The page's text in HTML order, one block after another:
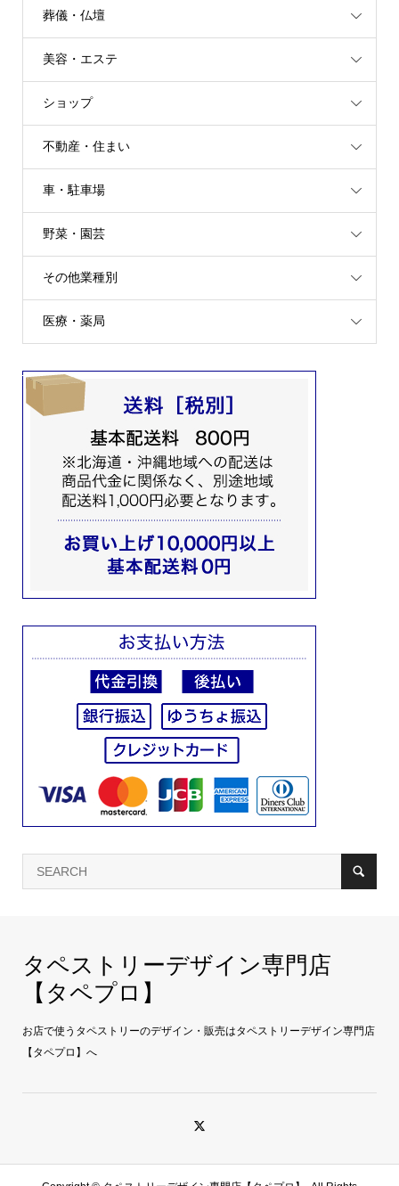
葬儀・仏壇
美容・エステ
ショップ
不動産・住まい
車・駐車場
野菜・園芸
その他業種別
医療・薬局
タペストリーデザイン専門店
【タペプロ】
お店で使うタペストリーのデザイン・販売はタペストリーデザイン専門店
【タペプロ】へ